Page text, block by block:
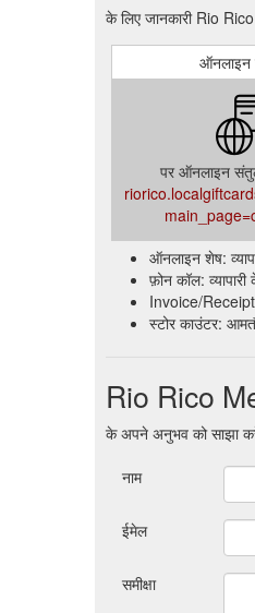
के लिए जानकारी Rio
ऑनलाइन
पर ऑनलाइन
ऑनलाइन शेष:
फ़ोन कॉल:
Invoice/Receipt:
स्टोर काउंटर:
Rio Rico
के अपने अनुभव को साझा
नाम
ईमेल
समीक्षा